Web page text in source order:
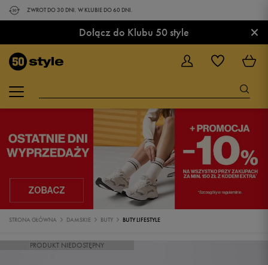
ZWROT DO 30 DNI. W KLUBIE DO 60 DNI.
Dołącz do Klubu 50 style ×
STRONA GŁÓWNA DAMSKIE BUTY BUTY LIFESTYLE
PRODUKT NIEDOSTĘPNY